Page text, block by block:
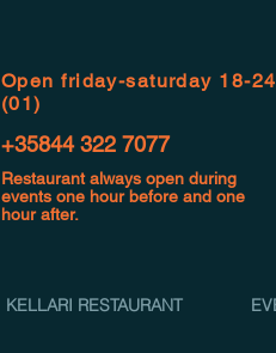
Open friday-saturday 18-24
(01)
+35844 322 7077
Restaurant always open during
events one hour before and one
hour after.
KELLARI RESTAURANT